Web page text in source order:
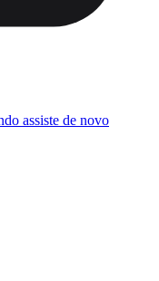
assiste de novo